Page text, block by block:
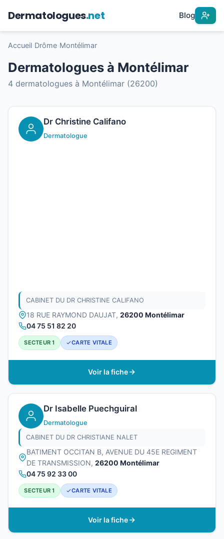
Dermatologues.net Blog
Accueil Drôme Montélimar
Dermatologues à Montélimar
4 dermatologues à Montélimar (26200)
Dr Christine Califano
Dermatologue
CABINET DU DR CHRISTINE CALIFANO
18 RUE RAYMOND DAUJAT, 26200 Montélimar
04 75 51 82 20
SECTEUR 1 CARTE VITALE
Voir la fiche
Dr Isabelle Puechguiral
Dermatologue
CABINET DU DR CHRISTIANE NALET
BATIMENT OCCITAN B, AVENUE DU 45E REGIMENT
DE TRANSMISSION, 26200 Montélimar
04 75 92 33 00
SECTEUR 1 CARTE VITALE
Voir la fiche